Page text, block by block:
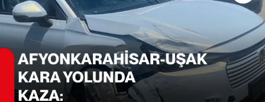
SAĞLIK
SPOR
11:11 MANŞET